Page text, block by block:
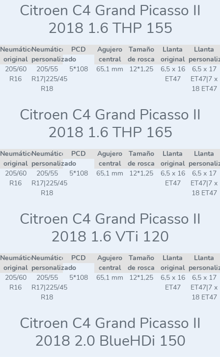
Citroen C4 Grand Picasso II
2018 1.6 THP 155
Neumático
original
Neumático
personalizado
PCD
Agujero
central
Tamaño
de rosca
Llanta
original
Llanta
205/60
R16
205/55
R17|225/45
R18
5*108 65,1 mm 12*1,25
6,5 x 16
ET47
6,5 x 17
ET47|7 x
18 ET47
Citroen C4 Grand Picasso II
2018 1.6 THP 165
Neumático
original
Neumático
personalizado
PCD
Agujero
central
Tamaño
de rosca
Llanta
original
Llanta
205/60
R16
205/55
R17|225/45
R18
5*108 65,1 mm 12*1,25
6,5 x 16
ET47
6,5 x 17
ET47|7 x
18 ET47
Citroen C4 Grand Picasso II
2018 1.6 VTi 120
Neumático
original
Neumático
personalizado
PCD
Agujero
central
Tamaño
de rosca
Llanta
original
Llanta
205/60
R16
205/55
R17|225/45
R18
5*108 65,1 mm 12*1,25
6,5 x 16
ET47
6,5 x 17
ET47|7 x
18 ET47
Citroen C4 Grand Picasso II
2018 2.0 BlueHDi 150